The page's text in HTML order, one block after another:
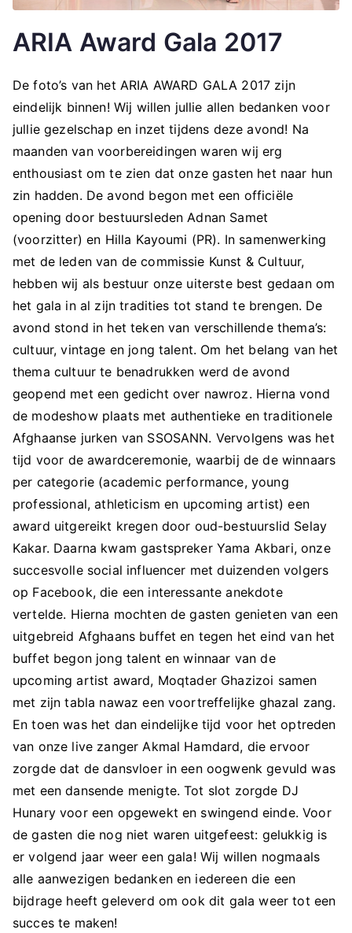
ARIA Award Gala 2017
De foto’s van het ARIA AWARD GALA 2017 zijn
eindelijk binnen! Wij willen jullie allen bedanken voor
jullie gezelschap en inzet tijdens deze avond! Na
maanden van voorbereidingen waren wij erg
enthousiast om te zien dat onze gasten het naar hun
zin hadden. De avond begon met een officiële
opening door bestuursleden Adnan Samet
(voorzitter) en Hilla Kayoumi (PR). In samenwerking
met de leden van de commissie Kunst & Cultuur,
hebben wij als bestuur onze uiterste best gedaan om
het gala in al zijn tradities tot stand te brengen. De
avond stond in het teken van verschillende thema’s:
cultuur, vintage en jong talent. Om het belang van het
thema cultuur te benadrukken werd de avond
geopend met een gedicht over nawroz. Hierna vond
de modeshow plaats met authentieke en traditionele
Afghaanse jurken van SSOSANN. Vervolgens was het
tijd voor de awardceremonie, waarbij de de winnaars
per categorie (academic performance, young
professional, athleticism en upcoming artist) een
award uitgereikt kregen door oud-bestuurslid Selay
Kakar. Daarna kwam gastspreker Yama Akbari, onze
succesvolle social influencer met duizenden volgers
op Facebook, die een interessante anekdote
vertelde. Hierna mochten de gasten genieten van een
uitgebreid Afghaans buffet en tegen het eind van het
buffet begon jong talent en winnaar van de
upcoming artist award, Moqtader Ghazizoi samen
met zijn tabla nawaz een voortreffelijke ghazal zang.
En toen was het dan eindelijke tijd voor het optreden
van onze live zanger Akmal Hamdard, die ervoor
zorgde dat de dansvloer in een oogwenk gevuld was
met een dansende menigte. Tot slot zorgde DJ
Hunary voor een opgewekt en swingend einde. Voor
de gasten die nog niet waren uitgefeest: gelukkig is
er volgend jaar weer een gala! Wij willen nogmaals
alle aanwezigen bedanken en iedereen die een
bijdrage heeft geleverd om ook dit gala weer tot een
succes te maken!